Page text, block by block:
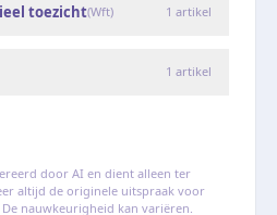
toezicht(Wft) 1 artikel
1 artikel
door AI en dient alleen ter
altijd de originele uitspraak voor
nauwkeurigheid kan variëren.